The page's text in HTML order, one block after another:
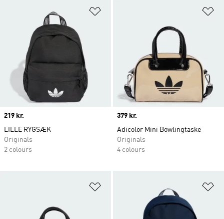
Price
219 kr.
LILLE RYGSÆK
Originals
2 colours
Price
379 kr.
Adicolor Mini Bowlingtaske
Originals
4 colours